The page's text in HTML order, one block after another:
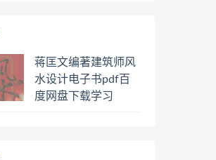
蒋匡文编著建筑师风
水设计电子书pdf百
度网盘下载学习